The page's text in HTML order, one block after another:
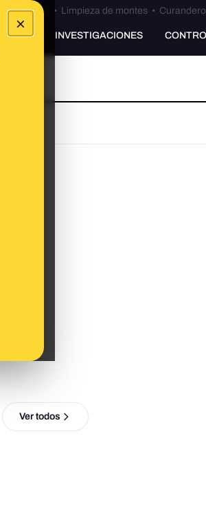
×
Bulos Ceuta • Limpieza de montes•
INVESTIGACIONES
Ver todos